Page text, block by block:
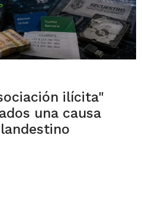
ilícita"
una causa